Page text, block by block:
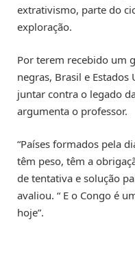
extrativismo, parte do
exploração.
Por terem recebido um
negras, Brasil e
juntar contra o legado
argumenta o professor.
“Países formados pela
têm peso, têm a
de tentativa e solução
avaliou. “ E o Congo é
hoje”.